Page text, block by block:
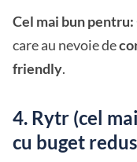
Cel mai bun pentru:
care au nevoie de
friendly.
4. Rytr (cel
cu buget